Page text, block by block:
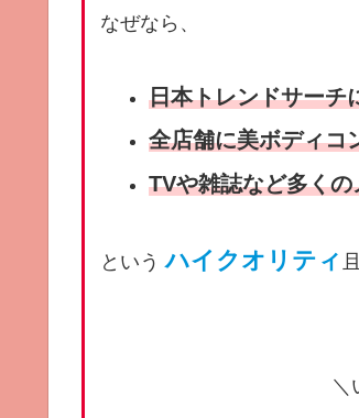
なぜなら、
⽇本トレンドサーチ
全店舗に美ボディコ
TVや雑誌など多く
というハイクオリティ
＼